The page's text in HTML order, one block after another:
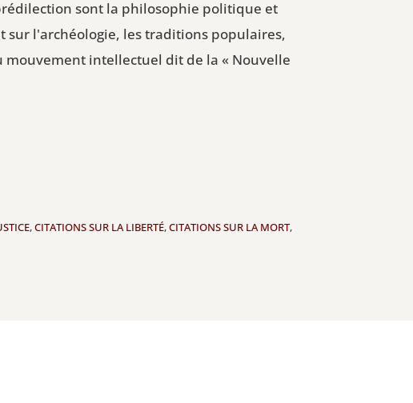
sont la philosophie politique et
l'archéologie, les traditions populaires,
mouvement intellectuel dit de la « Nouvelle
,CITATIONS SUR LA LIBERTÉ,CITATIONS SUR LA MORT,